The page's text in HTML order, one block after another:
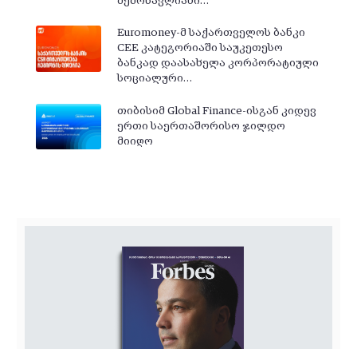
Euromoney-მ საქართველოს ბანკი
CEE კატეგორიაში საუკეთესო
ბანკად დაასახელა კორპორატიული
სოციალური…
თიბისიმ Global Finance-ისგან კიდევ
ერთი საერთაშორისო ჯილდო
მიიღო